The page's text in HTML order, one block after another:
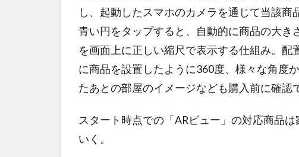
し、起動したスマホのカメラを通じて当該
青い円をタップすると、自動的に商品の大き
を画面上に正しい縮尺で表示する仕組み。
に商品を設置したように360度、様々な角度
たあとの部屋のイメージなども購入前に確認
スタート時点での「ARビュー」の対応商品
いく。